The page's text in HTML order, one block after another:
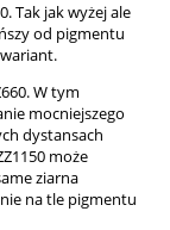
Tak jak wyżej ale
od pigmentu
W tym
mocniejszego
dystansach
może
ziarna
na tle pigmentu